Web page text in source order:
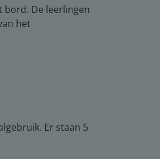
bord. De leerlingen
het
Er staan 5